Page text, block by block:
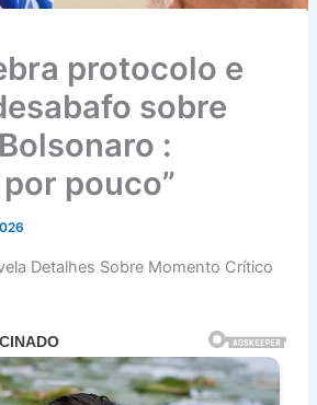
protocolo e
sobre
:
pouco”
Detalhes Sobre Momento Crítico